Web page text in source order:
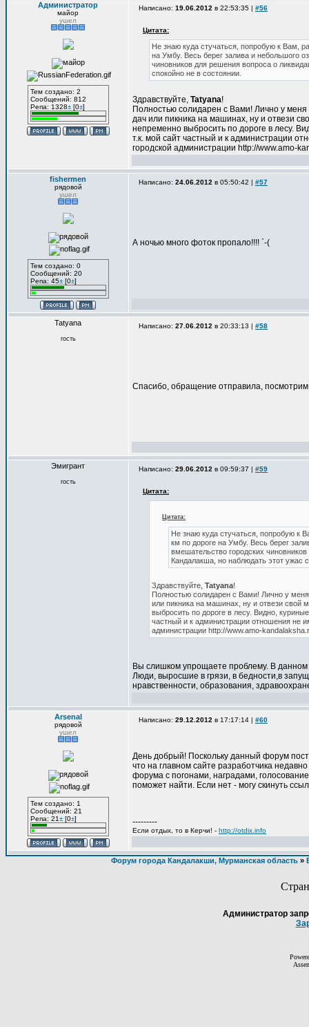
Администратор
майор
ушел
Тем создано: 2
Сообщений: 812
Репа: 1328±[0±]
Написано: 19.06.2012 в 22:53:35 | #56
Цитата:
Не знаю куда стучаться, попробую к Вам,
на Умбу. Весь берег залива и небольшого
чиновников для решения вопроса о
спокойно не в состоянии.
Здравствуйте, Tatyana!
Полностью солидарен с Вами! Лично у меня
дач или пикника на машинах, ну и отвези
непременно выбросить по дороге в лесу.
т.к. мой сайт частный и к администрации
городской администрации http://www.amo-
fishermen
рядовой
ушел
Тем создано: 0
Сообщений: 20
Репа: 45±[0±]
Написано: 24.06.2012 в 05:50:42 | #57
А ночью много фоток пропало!!!! `-(
Tatyana
гость
Написано: 27.06.2012 в 20:33:13 | #58
Спасибо, обращение отправила,
Эмигрант
гость
Написано: 29.06.2012 в 09:59:37 | #59
Цитата:
Цитата:
Не знаю куда стучаться, попробую к
км по дороге на Умбу. Весь берег
вмешательство городских
Кандалакша, но наблюдать этот ужас
Здравствуйте, Tatyana!
Полностью солидарен с Вами! Лично у
или пикника на машинах, ну и отвези свой
выбросить по дороге в лесу. Видно,
частный и к администрации отношения не
администрации http://www.amo-
Вы слишком упрощаете проблему. В данном
Люди, выросшие в грязи, в бедности,в
нравственности, образования,
Arsenal
рядовой
ушел
Тем создано: 1
Сообщений: 21
Репа: 21±[0±]
Написано: 29.12.2012 в 17:17:14 | #60
День добрый! Поскольку данный форум
что на главном сайте разработчика
форума с погонами, наградами,
поможет найти. Если нет - могу скинуть
---------
Если отдых, то в Керчи! - http://otdix.info
Форум города Кандалакши, Мурманская область »
Администратор